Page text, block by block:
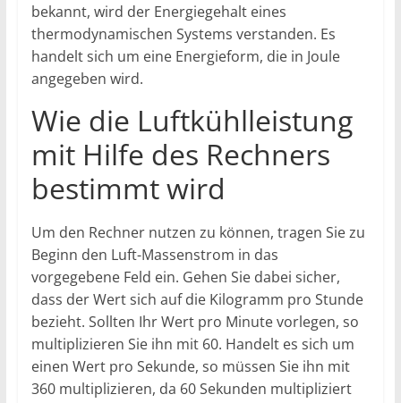
bekannt, wird der Energiegehalt eines
thermodynamischen Systems verstanden. Es
handelt sich um eine Energieform, die in Joule
angegeben wird.
Wie die Luftkühlleistung
mit Hilfe des Rechners
bestimmt wird
Um den Rechner nutzen zu können, tragen Sie zu
Beginn den Luft-Massenstrom in das
vorgegebene Feld ein. Gehen Sie dabei sicher,
dass der Wert sich auf die Kilogramm pro Stunde
bezieht. Sollten Ihr Wert pro Minute vorlegen, so
multiplizieren Sie ihn mit 60. Handelt es sich um
einen Wert pro Sekunde, so müssen Sie ihn mit
360 multiplizieren, da 60 Sekunden multipliziert